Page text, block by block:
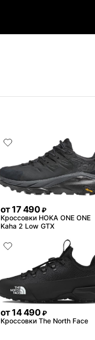
от17 490 ₽
Кроссовки HOKA ONE ONE
Kaha 2 Low GTX
от14 490 ₽
Кроссовки The North Face